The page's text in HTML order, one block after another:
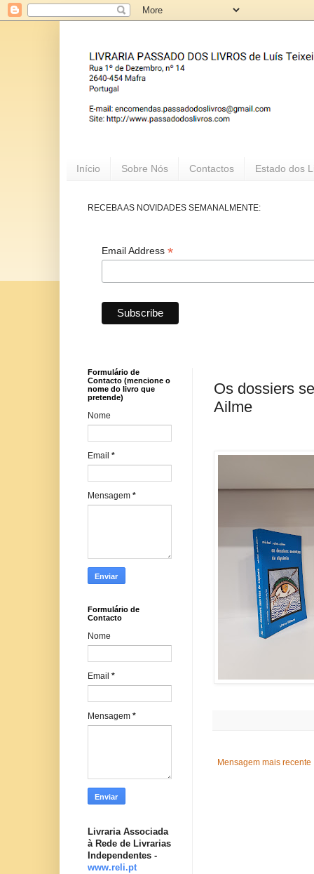
Início Sobre Nós Contactos Estado dos
RECEBA AS NOVIDADES SEMANALMENTE:
Email Address *
Os dossiers
Ailme
Mensagem mais recente
Formulário de
Contacto (mencione o
nome do livro que
pretende)
Nome
Email *
Mensagem *
Formulário de
Contacto
Nome
Email *
Mensagem *
Livraria Associada
à Rede de Livrarias
Independentes -
www.reli.pt